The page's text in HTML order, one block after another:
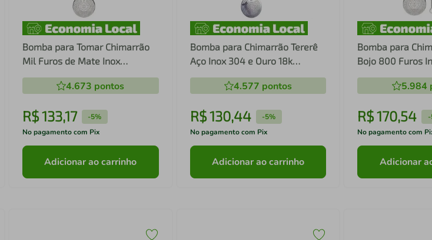
Bomba para Tomar Chimarrão
Mil Furos de Mate Inox
Bortonaggio 23,5cm Lisa Bojo
Removível4.673 pontos
R$133,17 -5%
No pagamento com Pix
Adicionar ao carrinho
Bomba para Chimarrão Tererê
Aço Inox 304 e Ouro 18k
Pingente Cuia
4.577 pontos
R$130,44 -5%
No pagamento com Pix
Adicionar ao carrinho
Bomba para
Bojo 800 Furos
Dourado Lisa
5.984
R$170,54 -
No pagamento com
Adicionar